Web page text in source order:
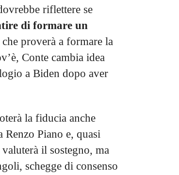
riflettere se
di formare un
proverà a formare la
Conte cambia idea
a Biden dopo aver
la fiducia anche
Renzo Piano e, quasi
il sostegno, ma
schegge di consenso